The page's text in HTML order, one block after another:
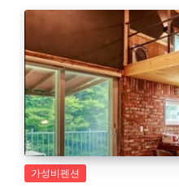
가성비펜션